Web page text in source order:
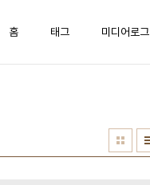
홈 태그 미디어로그